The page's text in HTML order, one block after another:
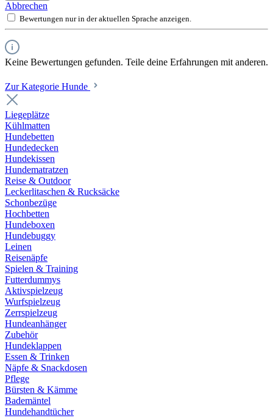
Abbrechen
Bewertungen nur in der aktuellen Sprache anzeigen.
Keine Bewertungen gefunden. Teile deine Erfahrungen mit anderen.
Zur Kategorie Hunde
Liegeplätze
Kühlmatten
Hundebetten
Hundedecken
Hundekissen
Hundematratzen
Reise & Outdoor
Leckerlitaschen & Rucksäcke
Schonbezüge
Hochbetten
Hundeboxen
Hundebuggy
Leinen
Reisenäpfe
Spielen & Training
Futterdummys
Aktivspielzeug
Wurfspielzeug
Zerrspielzeug
Hundeanhänger
Zubehör
Hundeklappen
Essen & Trinken
Näpfe & Snackdosen
Pflege
Bürsten & Kämme
Bademäntel
Hundehandtücher